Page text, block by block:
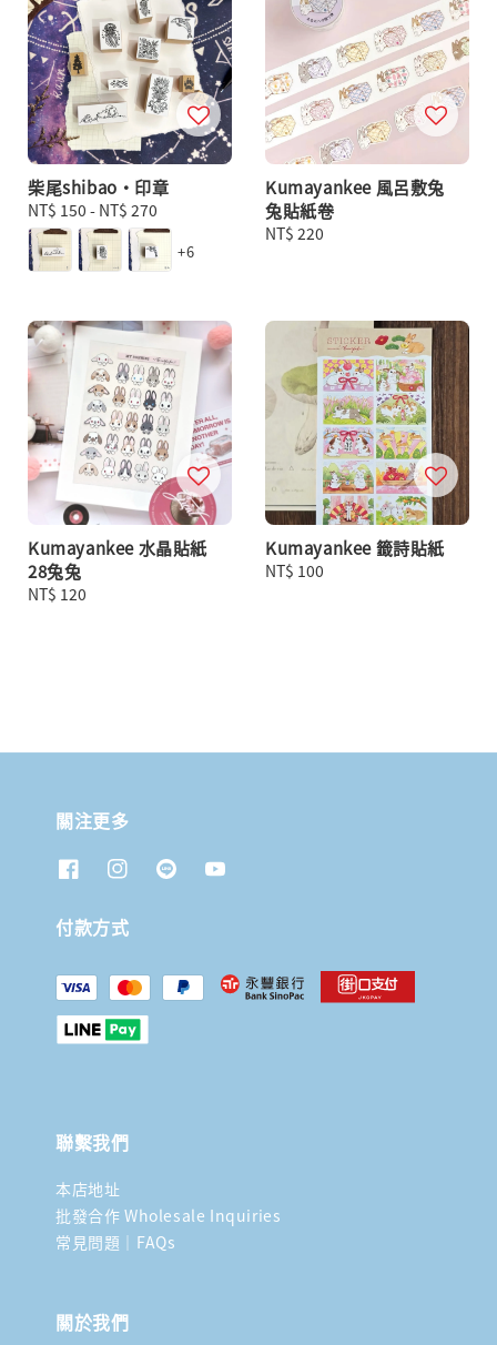
柴尾shibao・印章
Regular
price
NT$ 150 - NT$ 270
+6
Kumayankee 風呂敷兔
兔貼紙卷
Regular
NT$ 220
Kumayankee 水晶貼紙
28兔兔
Regular
NT$ 120
Kumayankee 籤詩貼紙
Regular
NT$ 100
關注更多
付款方式
聯繫我們
本店地址
批發合作 Wholesale Inquiries
常見問題｜FAQs
關於我們